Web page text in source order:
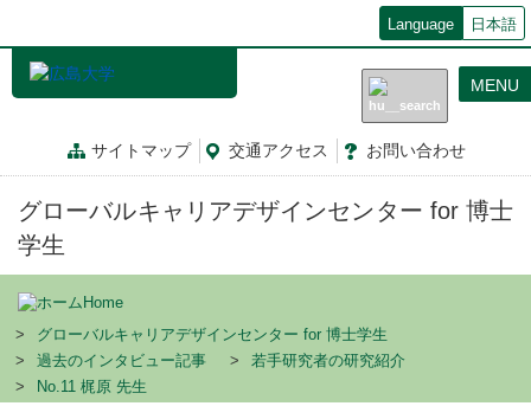
Language 日本語
サイトマップ 交通アクセス お問い合わせ
MENU
グローバルキャリアデザインセンター for 博士
学生
Home
グローバルキャリアデザインセンター for 博士学生
過去のインタビュー記事
若手研究者の研究紹介
No.11 梶原 先生